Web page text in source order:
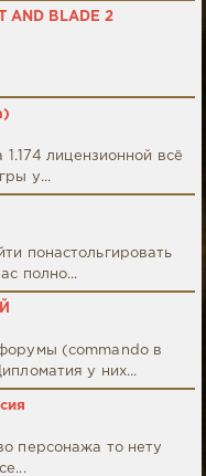
AND BLADE 2
лицензионной всё
у...
понастольгировать
полно...
(commando в
у них...
персонажа то нету